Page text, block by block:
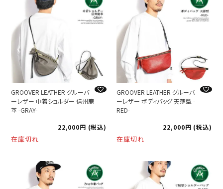
GROOVER LEATHER グルーバ
ーレザー 巾着ショルダー 信州鹿
革 -GRAY-
22,000
税込
在庫切れ
GROOVER LEATHER グルーバ
ーレザー ボディバッグ 天薄型 -
RED-
22,000
税込
在庫切れ